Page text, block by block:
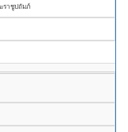
ราชูปถัมภ์